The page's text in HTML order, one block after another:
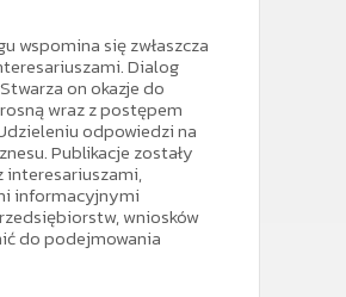
wspomina się zwłaszcza
Dialog
on okazje do
wraz z postępem
odpowiedzi na
Publikacje zostały
interesariuszami,
informacyjnymi
wniosków
do podejmowania